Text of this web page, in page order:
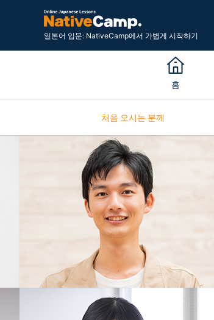
일본어 입문: NativeCamp에서 가볍게 시작하기
홈
처음 오시는 분께